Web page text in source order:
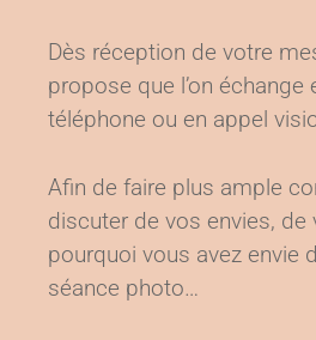
Dès réception de votre
propose que l’on
téléphone ou en appel
Afin de faire plus ample
discuter de vos envies, de
pourquoi vous avez envie
séance photo…